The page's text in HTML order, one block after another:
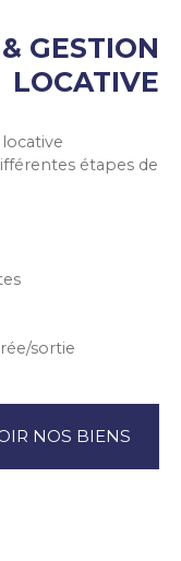
GESTION
LOCATIVE
étapes de
sortie
NOS BIENS